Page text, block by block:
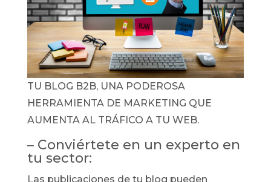
TU BLOG B2B, UNA PODEROSA
HERRAMIENTA DE MARKETING QUE
AUMENTA AL TRÁFICO A TU WEB.
– Conviértete en un experto en
tu sector:
Las publicaciones de tu blog pueden